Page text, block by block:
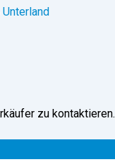
zu kontaktieren.